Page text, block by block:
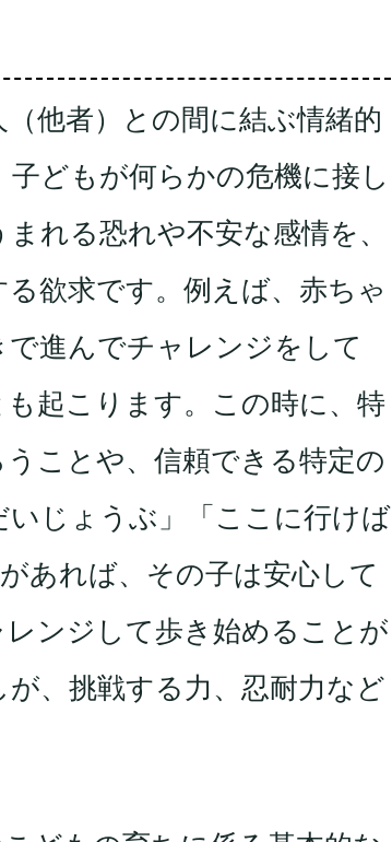
他者）との間に結ぶ情緒的
どもが何らかの危機に接し
れる恐れや不安な感情を、
欲求です。例えば、赤ちゃ
進んでチャレンジをして
起こります。この時に、特
ことや、信頼できる特定の
じょうぶ」「ここに行けば
あれば、その子は安心して
ンジして歩き始めることが
、挑戦する力、忍耐力など